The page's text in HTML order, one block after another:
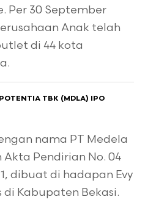
Per 30 September
Anak telah
di 44 kota
TBK (MDLA) IPO
nama PT Medela
Pendirian No. 04
dibuat di hadapan Evy
di Kabupaten Bekasi.